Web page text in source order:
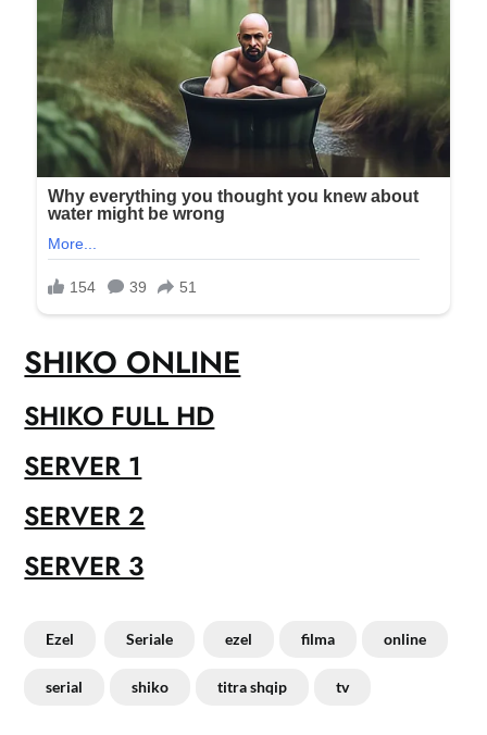
SHIKO ONLINE
SHIKO FULL HD
SERVER 1
SERVER 2
SERVER 3
Ezel Seriale ezel filma online
serial shiko titra shqip tv